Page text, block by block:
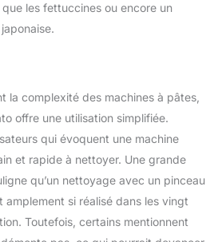
les fettuccines ou encore un
la complexité des machines à pâtes,
offre une utilisation simplifiée.
qui évoquent une machine
et rapide à nettoyer. Une grande
qu’un nettoyage avec un pinceau
si réalisé dans les vingt
Toutefois, certains mentionnent